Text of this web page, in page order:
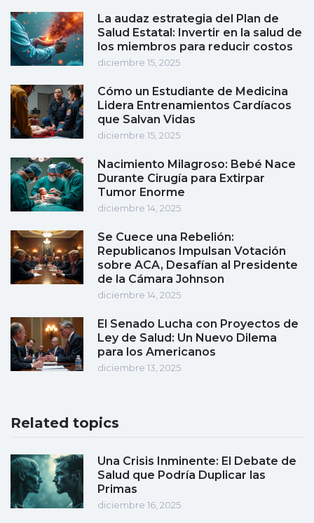
La audaz estrategia del Plan de
Salud Estatal: Invertir en la salud de
los miembros para reducir costos
diciembre 15, 2025
Cómo un Estudiante de Medicina
Lidera Entrenamientos Cardíacos
que Salvan Vidas
diciembre 15, 2025
Nacimiento Milagroso: Bebé Nace
Durante Cirugía para Extirpar
Tumor Enorme
diciembre 14, 2025
Se Cuece una Rebelión:
Republicanos Impulsan Votación
sobre ACA, Desafían al Presidente
de la Cámara Johnson
diciembre 14, 2025
El Senado Lucha con Proyectos de
Ley de Salud: Un Nuevo Dilema
para los Americanos
diciembre 13, 2025
Related topics
Una Crisis Inminente: El Debate de
Salud que Podría Duplicar las
Primas
diciembre 16, 2025